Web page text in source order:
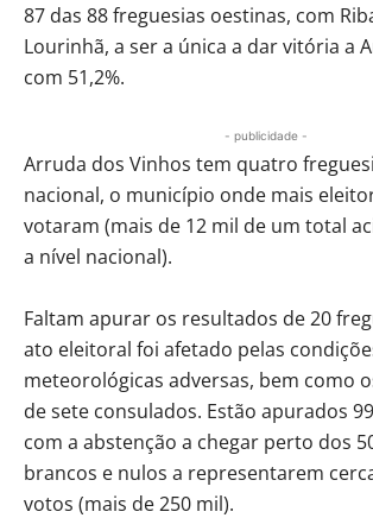
87 das 88 freguesias oestinas, com
Lourinhã, a ser a única a dar vitória a
com 51,2%.
- publicidade -
Arruda dos Vinhos tem quatro
nacional, o município onde mais
votaram (mais de 12 mil de um total
a nível nacional).
Faltam apurar os resultados de 20
ato eleitoral foi afetado pelas
meteorológicas adversas, bem como
de sete consulados. Estão apurados
com a abstenção a chegar perto dos
brancos e nulos a representarem
votos (mais de 250 mil).